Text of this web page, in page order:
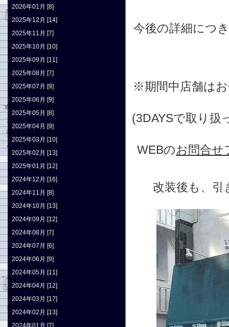
今後の詳細につ
※期間中店舗は
(3DAYSで取り扱
WEBのお問合せ
改装後も、
2026年01月 [8]
2025年12月 [14]
2025年11月 [7]
2025年10月 [10]
2025年09月 [11]
2025年08月 [7]
2025年07月 [9]
2025年06月 [9]
2025年05月 [8]
2025年04月 [9]
2025年03月 [10]
2025年02月 [13]
2025年01月 [12]
2024年12月 [16]
2024年11月 [8]
2024年10月 [13]
2024年09月 [12]
2024年08月 [7]
2024年07月 [6]
2024年06月 [9]
2024年05月 [11]
2024年04月 [12]
2024年03月 [17]
2024年02月 [13]
2024年01月 [7]